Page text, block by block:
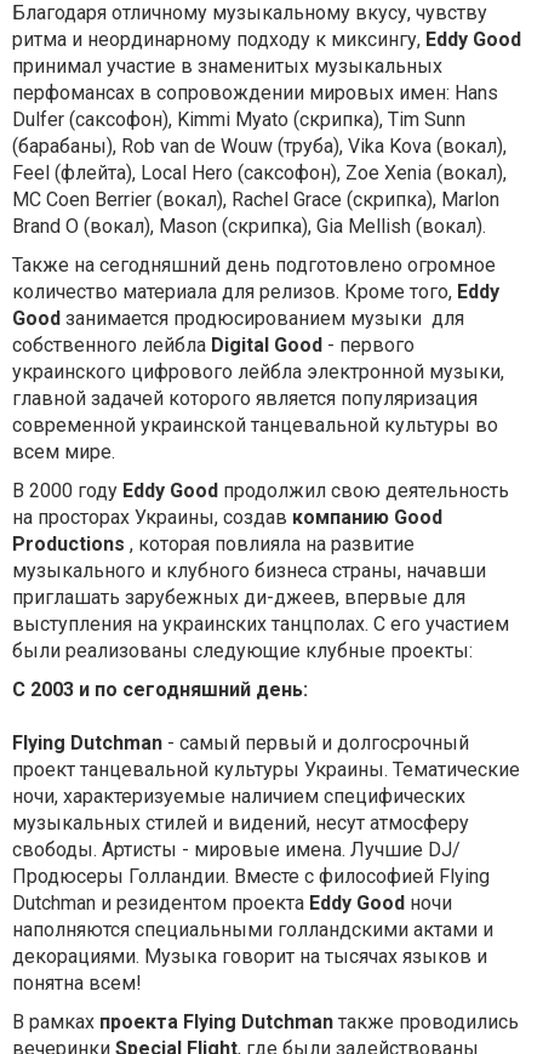
Благодаря отличному музыкальному вкусу, чувству
ритма и неординарному подходу к миксингу, Eddy Good
принимал участие в знаменитых музыкальных
перфомансах в сопровождении мировых имен: Hans
Dulfer (саксофон), Kimmi Myato (скрипка), Tim Sunn
(барабаны), Rob van de Wouw (труба), Vika Kova (вокал),
Feel (флейта), Local Hero (саксофон), Zoe Xenia (вокал),
MC Coen Berrier (вокал), Rachel Grace (скрипка), Marlon
Brand O (вокал), Mason (скрипка), Gia Mellish (вокал).
Также на сегодняшний день подготовлено огромное
количество материала для релизов. Кроме того, Eddy
Good занимается продюсированием музыки для
собственного лейбла Digital Good - первого
украинского цифрового лейбла электронной музыки,
главной задачей которого является популяризация
современной украинской танцевальной культуры во
всем мире.
В 2000 году Eddy Good продолжил свою деятельность
на просторах Украины, создав компанию Good
Productions , которая повлияла на развитие
музыкального и клубного бизнеса страны, начавши
приглашать зарубежных ди-джеев, впервые для
выступления на украинских танцполах. С его участием
были реализованы следующие клубные проекты:
С 2003 и по сегодняшний день:
Flying Dutchman - самый первый и долгосрочный
проект танцевальной культуры Украины. Тематические
ночи, характеризуемые наличием специфических
музыкальных стилей и видений, несут атмосферу
свободы. Артисты - мировые имена. Лучшие DJ/
Продюсеры Голландии. Вместе с философией Flying
Dutchman и резидентом проекта Eddy Good ночи
наполняются специальными голландскими актами и
декорациями. Музыка говорит на тысячах языков и
понятна всем!
В рамках проекта Flying Dutchman также проводились
вечеринки Special Flight, где были задействованы